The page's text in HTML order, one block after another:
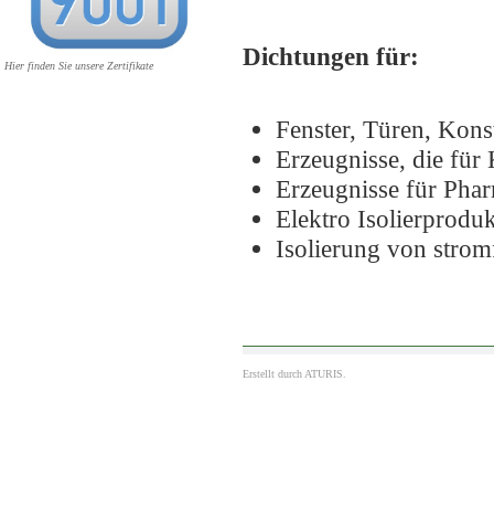
Hier finden Sie unsere Zertifikate Dichtungen für:
Fenster, Türen,
Erzeugnisse, die für
Erzeugnisse für
Elektro
Isolierung von
Erstellt durch ATURIS.